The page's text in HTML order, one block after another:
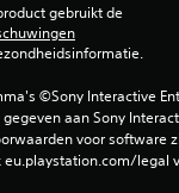
gebruikt de
©Sony Interactive
aan Sony
voor software
eu.playstation.com/legal